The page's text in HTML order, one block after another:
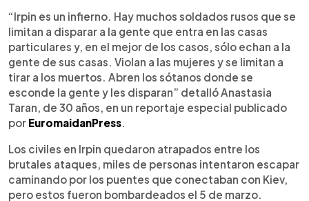
“Irpin es un infierno. Hay muchos soldados rusos que se
limitan a disparar a la gente que entra en las casas
particulares y, en el mejor de los casos, sólo echan a la
gente de sus casas. Violan a las mujeres y se limitan a
tirar a los muertos. Abren los sótanos donde se
esconde la gente y les disparan” detalló Anastasia
Taran, de 30 años, en un reportaje especial publicado
por EuromaidanPress.
Los civiles en Irpin quedaron atrapados entre los
brutales ataques, miles de personas intentaron escapar
caminando por los puentes que conectaban con Kiev,
pero estos fueron bombardeados el 5 de marzo.